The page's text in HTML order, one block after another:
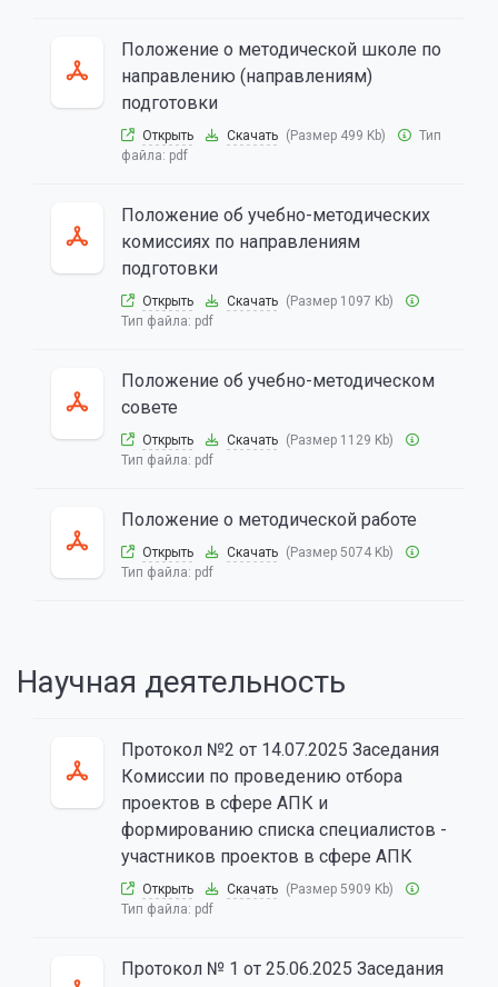
Положение о методической школе по
направлению (направлениям)
подготовки
Открыть Скачать (Размер 499 Kb)
Тип
файла: pdf
Положение об учебно-методических
комиссиях по направлениям
подготовки
Открыть Скачать (Размер 1097 Kb)
Тип файла: pdf
Положение об учебно-методическом
совете
Открыть Скачать (Размер 1129 Kb)
Тип файла: pdf
Положение о методической работе
Открыть Скачать (Размер 5074 Kb)
Тип файла: pdf
Научная деятельность
Протокол №2 от 14.07.2025 Заседания
Комиссии по проведению отбора
проектов в сфере АПК и
формированию списка специалистов -
участников проектов в сфере АПК
Открыть Скачать (Размер 5909 Kb)
Тип файла: pdf
Протокол № 1 от 25.06.2025 Заседания